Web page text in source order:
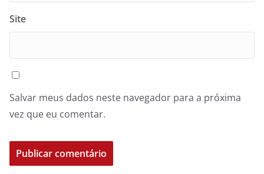
Site
Salvar meus dados neste navegador para a próxima
vez que eu comentar.